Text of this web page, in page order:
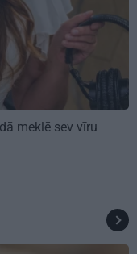
meklē sev vīru